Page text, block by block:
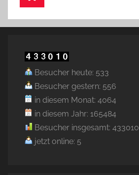
Besucher heute: 533
Besucher gestern: 556
in diesem Monat: 4064
in diesem Jahr: 165484
Besucher insgesamt: 433010
jetzt online: 5